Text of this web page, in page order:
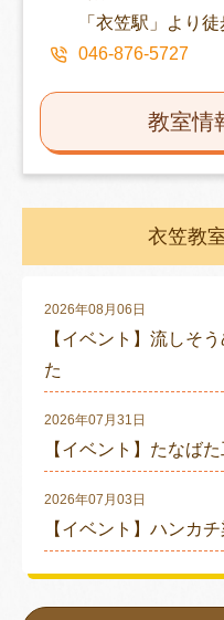
「衣笠駅」より
046-876-5727
教室情
衣笠教
2026年08月06日
【イベント】流しそ
た
2026年07月31日
【イベント】たなば
2026年07月03日
【イベント】ハンカ